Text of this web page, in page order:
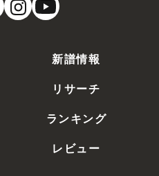
新譜情報
リサーチ
ランキング
レビュー